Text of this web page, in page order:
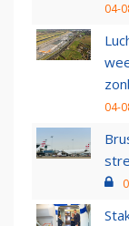
04-
04-